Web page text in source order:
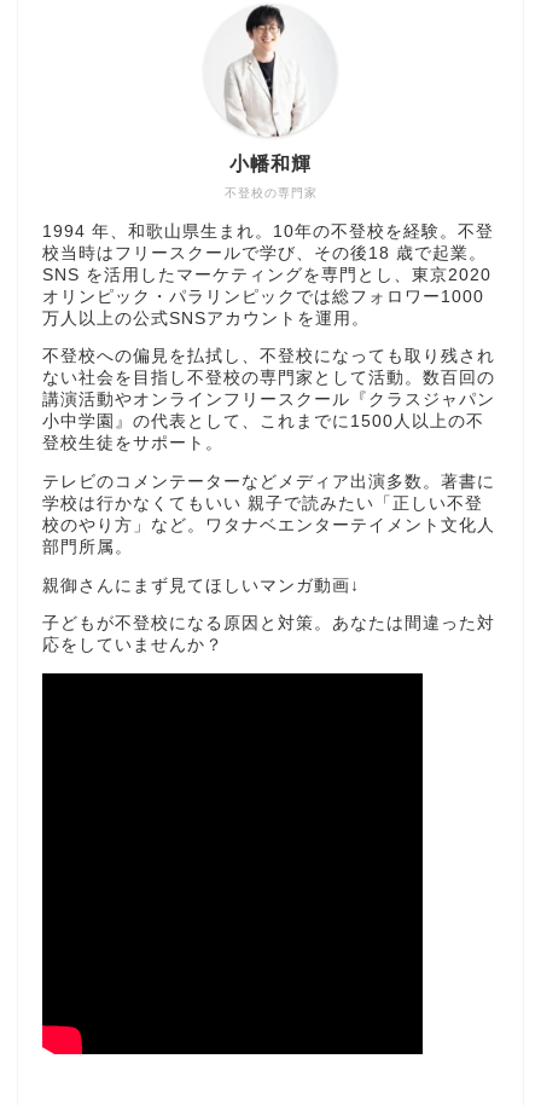
不登校の専門家
小幡和輝
1994 年、和歌山県生まれ。10年の不登校を経験。不登
校当時はフリースクールで学び、その後18 歳で起業。
SNS を活用したマーケティングを専門とし、東京2020
オリンピック・パラリンピックでは総フォロワー1000
万人以上の公式SNSアカウントを運用。
不登校への偏見を払拭し、不登校になっても取り残され
ない社会を目指し不登校の専門家として活動。数百回の
講演活動やオンラインフリースクール『クラスジャパン
小中学園』の代表として、これまでに1500人以上の不
登校生徒をサポート。
テレビのコメンテーターなどメディア出演多数。著書に
学校は行かなくてもいい 親子で読みたい「正しい不登
校のやり方」など。ワタナベエンターテイメント文化人
部門所属。
親御さんにまず見てほしいマンガ動画↓
子どもが不登校になる原因と対策。あなたは間違った対
応をしていませんか？